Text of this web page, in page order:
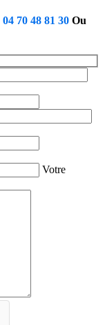
04 70 48 81 30 Ou
Votre